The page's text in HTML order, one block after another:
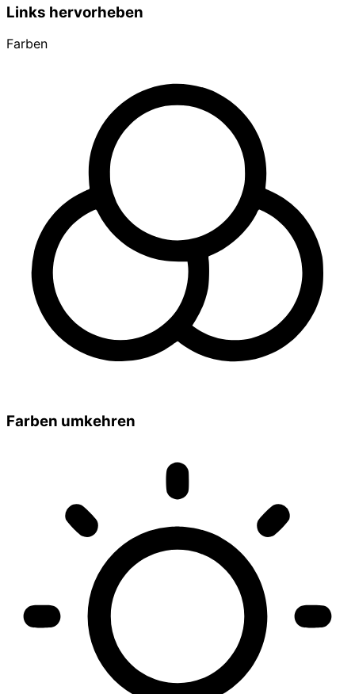
Links hervorheben
Farben
Farben umkehren